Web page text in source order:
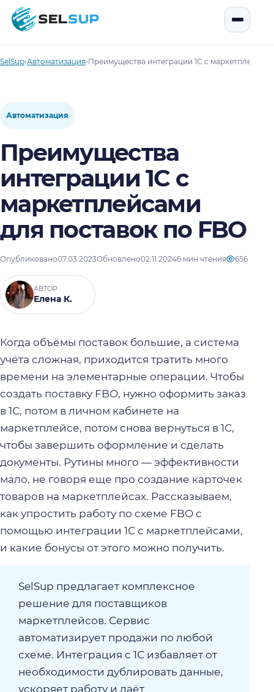
SelSup
SelSup›Автоматизация›Преимущества интеграции 1С с
Автоматизация
Преимущества
интеграции 1С с
маркетплейсами
для поставок по FBO
Опубликовано07.03.2023Обновлено02.11.20246 мин чтения 656
АВТОР
Елена К.
Когда объёмы поставок большие, а система
учёта сложная, приходится тратить много
времени на элементарные операции. Чтобы
создать поставку FBO, нужно оформить заказ
в 1С, потом в личном кабинете на
маркетплейсе, потом снова вернуться в 1С,
чтобы завершить оформление и сделать
документы. Рутины много — эффективности
мало, не говоря еще про создание карточек
товаров на маркетплейсах. Рассказываем,
как упростить работу по схеме FBO с
помощью интеграции 1С с маркетплейсами,
и какие бонусы от этого можно получить.
SelSup предлагает комплексное
решение для поставщиков
маркетплейсов. Сервис
автоматизирует продажи по любой
схеме. Интеграция с 1С избавляет от
необходимости дублировать данные,
ускоряет работу и даёт